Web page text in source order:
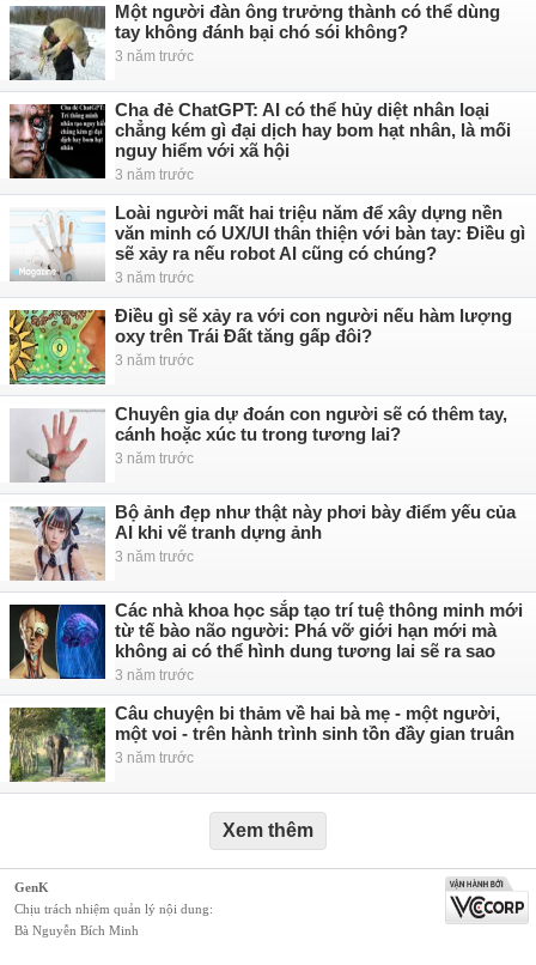
Một người đàn ông trưởng thành có thể dùng
tay không đánh bại chó sói không?
3 năm trước
Cha đẻ ChatGPT: AI có thể hủy diệt nhân loại
chẳng kém gì đại dịch hay bom hạt nhân, là mối
nguy hiểm với xã hội
3 năm trước
Loài người mất hai triệu năm để xây dựng nền
văn minh có UX/UI thân thiện với bàn tay: Điều gì
sẽ xảy ra nếu robot AI cũng có chúng?
3 năm trước
Điều gì sẽ xảy ra với con người nếu hàm lượng
oxy trên Trái Đất tăng gấp đôi?
3 năm trước
Chuyên gia dự đoán con người sẽ có thêm tay,
cánh hoặc xúc tu trong tương lai?
3 năm trước
Bộ ảnh đẹp như thật này phơi bày điểm yếu của
AI khi vẽ tranh dựng ảnh
3 năm trước
Các nhà khoa học sắp tạo trí tuệ thông minh mới
từ tế bào não người: Phá vỡ giới hạn mới mà
không ai có thể hình dung tương lai sẽ ra sao
3 năm trước
Câu chuyện bi thảm về hai bà mẹ - một người,
một voi - trên hành trình sinh tồn đầy gian truân
3 năm trước
Xem thêm
GenK
Chịu trách nhiệm quản lý nội dung:
Bà Nguyễn Bích Minh